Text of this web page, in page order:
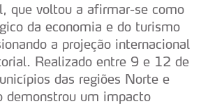
que voltou a afirmar-se como
da economia e do turismo
a projeção internacional
Realizado entre 9 e 12 de
das regiões Norte e
demonstrou um impacto